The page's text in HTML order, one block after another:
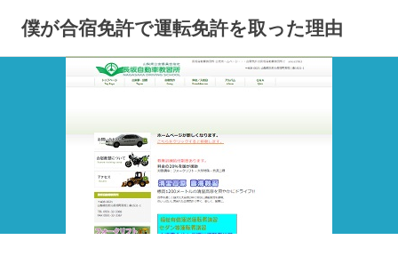
テ
僕が合宿免許で運転免許を取った理由